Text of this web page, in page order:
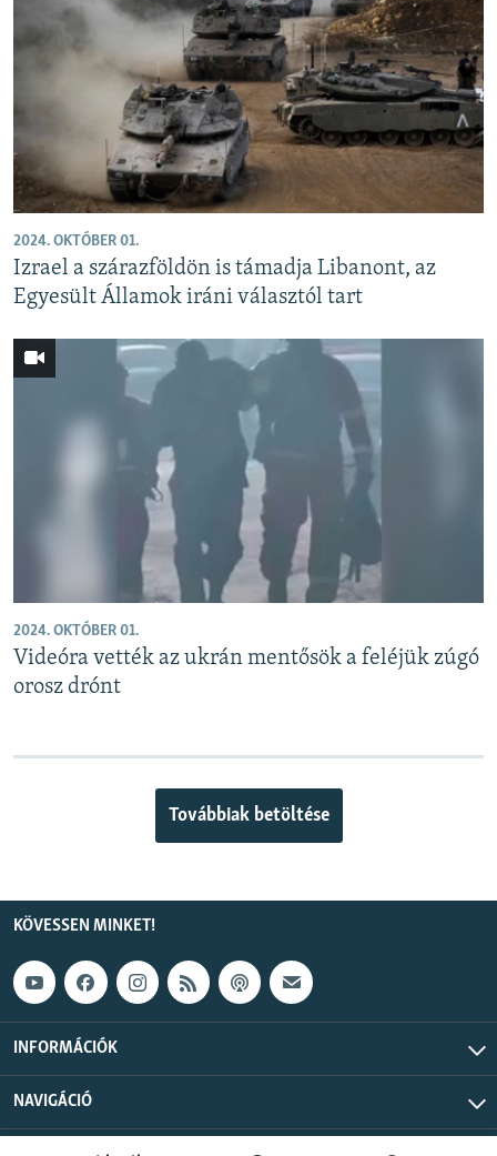
2024. OKTÓBER 01.
Izrael a szárazföldön is támadja Libanont, az
Egyesült Államok iráni választól tart
2024. OKTÓBER 01.
Videóra vették az ukrán mentősök a feléjük zúgó
orosz drónt
Továbbiak betöltése
KÖVESSEN MINKET!
INFORMÁCIÓK
NAVIGÁCIÓ